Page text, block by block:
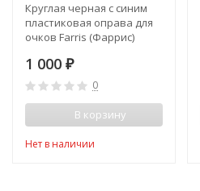
Круглая черная с синим
пластиковая оправа для
очков Farris (Фаррис)
1 000 ₽
0
В корзину
Нет в наличии